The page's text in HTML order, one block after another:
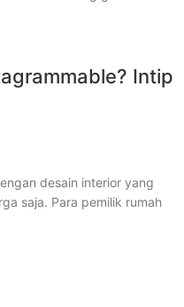
Intip
desain interior yang
saja. Para pemilik rumah